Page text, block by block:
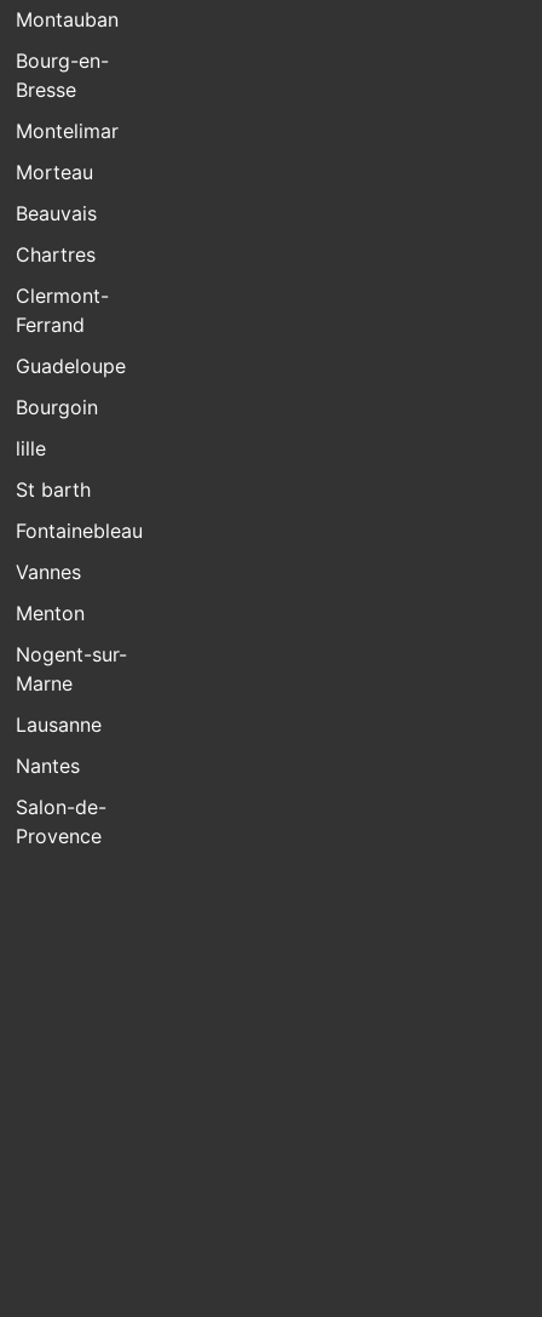
Montauban
Bourg-en-
Bresse
Montelimar
Morteau
Beauvais
Chartres
Clermont-
Ferrand
Guadeloupe
Bourgoin
lille
St barth
Fontainebleau
Vannes
Menton
Nogent-sur-
Marne
Lausanne
Nantes
Salon-de-
Provence